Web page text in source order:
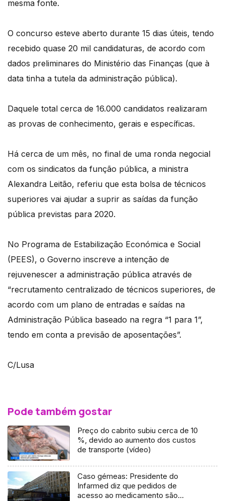
mesma fonte.
O concurso esteve aberto durante 15 dias úteis, tendo
recebido quase 20 mil candidaturas, de acordo com
dados preliminares do Ministério das Finanças (que à
data tinha a tutela da administração pública).
Daquele total cerca de 16.000 candidatos realizaram
as provas de conhecimento, gerais e específicas.
Há cerca de um mês, no final de uma ronda negocial
com os sindicatos da função pública, a ministra
Alexandra Leitão, referiu que esta bolsa de técnicos
superiores vai ajudar a suprir as saídas da função
pública previstas para 2020.
No Programa de Estabilização Económica e Social
(PEES), o Governo inscreve a intenção de
rejuvenescer a administração pública através de
“recrutamento centralizado de técnicos superiores, de
acordo com um plano de entradas e saídas na
Administração Pública baseado na regra “1 para 1”,
tendo em conta a previsão de aposentações”.
C/Lusa
Pode também gostar
Preço do cabrito subiu cerca de 10
%, devido ao aumento dos custos
de transporte (vídeo)
Caso gémeas: Presidente do
Infarmed diz que pedidos de
acesso ao medicamento são